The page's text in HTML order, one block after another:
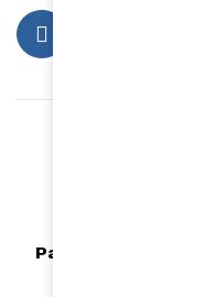
Participez toutes